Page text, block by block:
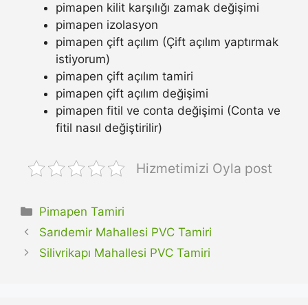
pimapen kilit karşılığı zamak değişimi
pimapen izolasyon
pimapen çift açılım (Çift açılım yaptırmak
istiyorum)
pimapen çift açılım tamiri
pimapen çift açılım değişimi
pimapen fitil ve conta değişimi (Conta ve
fitil nasıl değiştirilir)
Hizmetimizi Oyla post
Kategoriler
Pimapen Tamiri
Sarıdemir Mahallesi PVC Tamiri
Silivrikapı Mahallesi PVC Tamiri